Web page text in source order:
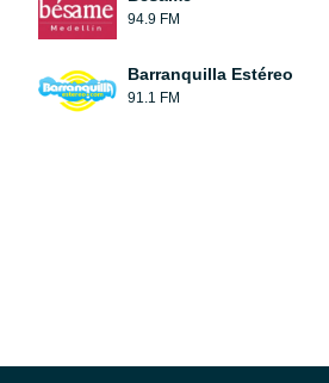
94.9 FM
Barranquilla Estéreo
91.1 FM